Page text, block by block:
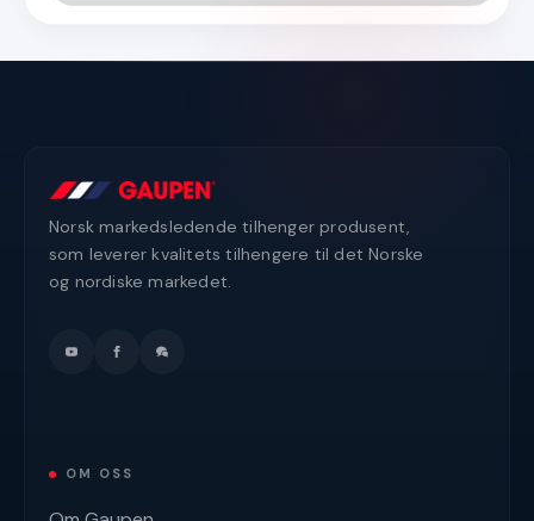
Norsk markedsledende tilhenger produsent,
som leverer kvalitets tilhengere til det Norske
og nordiske markedet.
OM OSS